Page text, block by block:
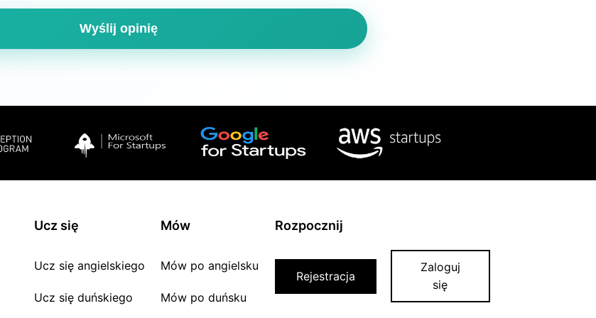
Wyślij opinię
Ucz się
Ucz się angielskiego
Ucz się duńskiego
Mów
Mów po angielsku
Mów po duńsku
Rozpocznij
Rejestracja
Zaloguj
się